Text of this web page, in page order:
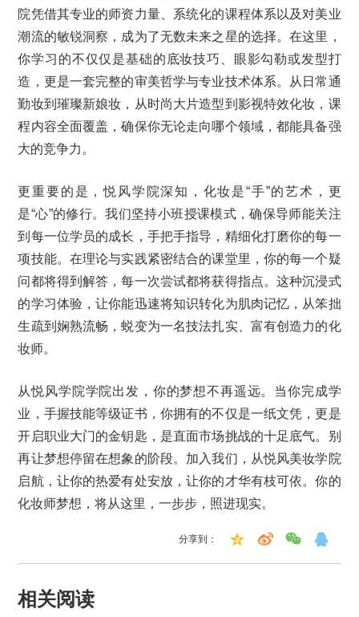
院凭借其专业的师资力量、系统化的课程体系以及对美业
潮流的敏锐洞察，成为了无数未来之星的选择。在这里，
你学习的不仅仅是基础的底妆技巧、眼影勾勒或发型打
造，更是一套完整的审美哲学与专业技术体系。从日常通
勤妆到璀璨新娘妆，从时尚大片造型到影视特效化妆，课
程内容全面覆盖，确保你无论走向哪个领域，都能具备强
大的竞争力。
更重要的是，悦风学院深知，化妆是“手”的艺术，更
是“心”的修行。我们坚持小班授课模式，确保导师能关注
到每一位学员的成长，手把手指导，精细化打磨你的每一
项技能。在理论与实践紧密结合的课堂里，你的每一个疑
问都将得到解答，每一次尝试都将获得指点。这种沉浸式
的学习体验，让你能迅速将知识转化为肌肉记忆，从笨拙
生疏到娴熟流畅，蜕变为一名技法扎实、富有创造力的化
妆师。
从悦风学院学院出发，你的梦想不再遥远。当你完成学
业，手握技能等级证书，你拥有的不仅是一纸文凭，更是
开启职业大门的金钥匙，是直面市场挑战的十足底气。别
再让梦想停留在想象的阶段。加入我们，从悦风美妆学院
启航，让你的热爱有处安放，让你的才华有枝可依。你的
化妆师梦想，将从这里，一步步，照进现实。
分享到：
相关阅读